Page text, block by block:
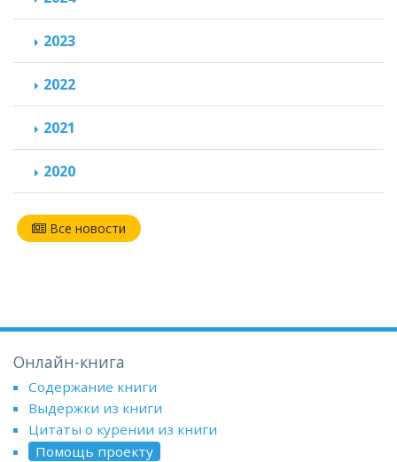
2023
2022
2021
2020
Все новости
Онлайн-книга
Содержание книги
Выдержки из книги
Цитаты о курении из книги
Помощь проекту